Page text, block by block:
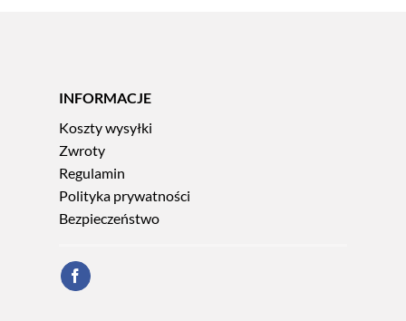
INFORMACJE
Koszty wysyłki
Zwroty
Regulamin
Polityka prywatności
Bezpieczeństwo